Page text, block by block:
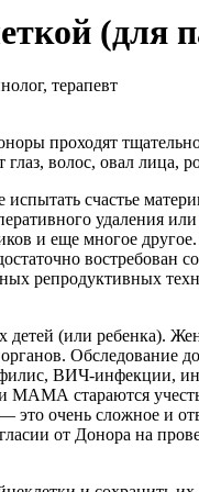
(для
терапевт
проходят
волос, овал лица,
счастье
удаления или
и еще многое
репродуктивных
(или ребенка).
Обследование
ВИЧ-инфекции,
МАМА стараются
очень сложное и
от Донора на